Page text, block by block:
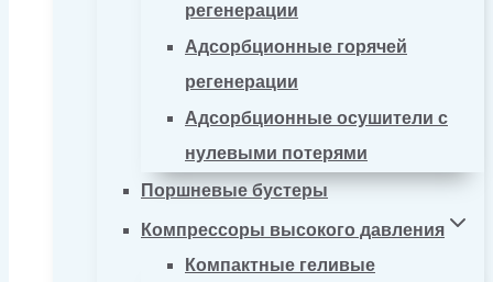
регенерации
Адсорбционные горячей
регенерации
Адсорбционные осушители с
нулевыми потерями
Поршневые бустеры
Компрессоры высокого давления
Компактные геливые